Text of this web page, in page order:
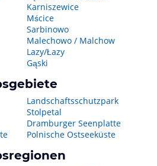
Karniszewice
Mścice
Sarbinowo
Malechowo / Malchow
Lazy/Łazy
Gąski
Landschaftsschutzpark
Stolpetal
Dramburger Seenplatte
Polnische Ostseeküste